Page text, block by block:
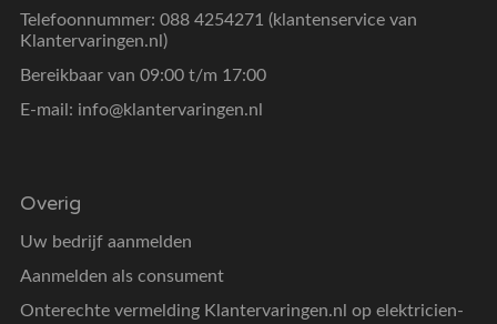
Telefoonnummer: 088 4254271 (klantenservice van
Klantervaringen.nl)
Bereikbaar van 09:00 t/m 17:00
E-mail: info@klantervaringen.nl
Overig
Uw bedrijf aanmelden
Aanmelden als consument
Onterechte vermelding Klantervaringen.nl op elektricien-